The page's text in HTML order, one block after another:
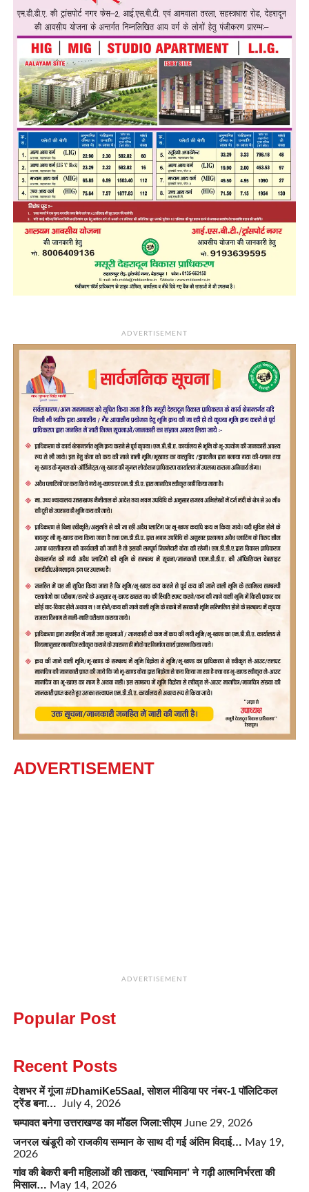
ADVERTISEMENT
ADVERTISEMENT
ADVERTISEMENT
Popular Post
Recent Posts
देशभर में गूंजा #DhamiKe5Saal, सोशल मीडिया पर नंबर-1 पॉलिटिकल
ट्रेंड बना… July 4, 2026
चम्पावत बनेगा उत्तराखण्ड का मॉडल जिला:सीएम June 29, 2026
जनरल खंडूरी को राजकीय सम्मान के साथ दी गई अंतिम विदाई… May 19,
2026
गांव की बेकरी बनी महिलाओं की ताकत, ‘स्वाभिमान’ ने गढ़ी आत्मनिर्भरता की
मिसाल… May 14, 2026